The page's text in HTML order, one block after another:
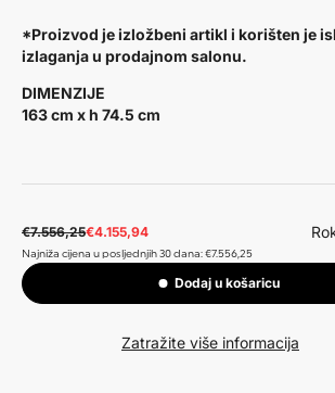
*Proizvod je izložbeni artikl i korišten je
izlaganja u prodajnom salonu.
DIMENZIJE
163 cm x h 74.5 cm
€7.556,25€4.155,94
Najniža cijena u posljednjih 30 dana: €7.556,25
Dodaj u košaricu
Zatražite više informacija